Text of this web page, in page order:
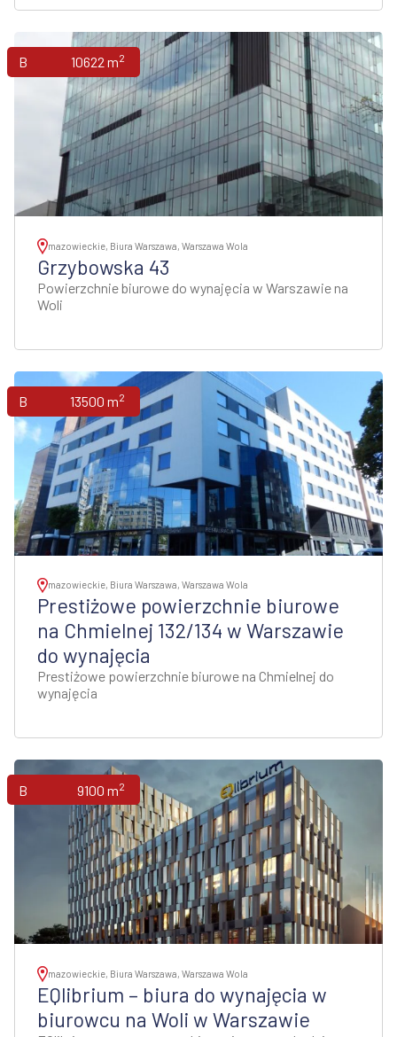
Biura 10622 m2
mazowieckie, Biura Warszawa, Warszawa Wola
Grzybowska 43
Powierzchnie biurowe do wynajęcia w Warszawie na
Woli
Biura 13500 m2
mazowieckie, Biura Warszawa, Warszawa Wola
Prestiżowe powierzchnie biurowe
na Chmielnej 132/134 w Warszawie
do wynajęcia
Prestiżowe powierzchnie biurowe na Chmielnej do
wynajęcia
Biura 9100 m2
mazowieckie, Biura Warszawa, Warszawa Wola
EQlibrium – biura do wynajęcia w
biurowcu na Woli w Warszawie